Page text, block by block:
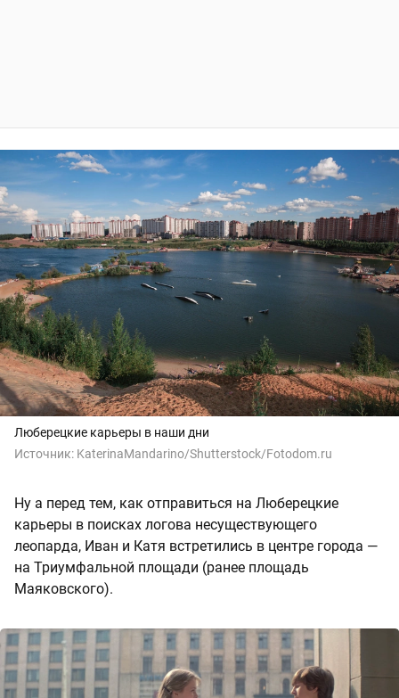
Люберецкие карьеры в наши дни
Источник: KaterinaMandarino/Shutterstock/Fotodom.ru
Ну а перед тем, как отправиться на Люберецкие
карьеры в поисках логова несуществующего
леопарда, Иван и Катя встретились в центре города —
на Триумфальной площади (ранее площадь
Маяковского).